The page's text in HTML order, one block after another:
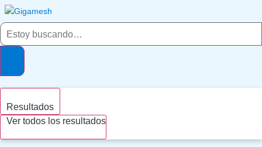
contenido
Search
Resultados
Ver todos los resultados